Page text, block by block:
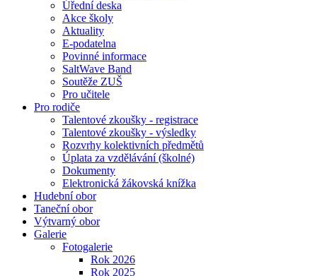
Úřední deska
Akce školy
Aktuality
E-podatelna
Povinné informace
SaltWave Band
Soutěže ZUŠ
Pro učitele
Pro rodiče
Talentové zkoušky - registrace
Talentové zkoušky - výsledky
Rozvrhy kolektivních předmětů
Úplata za vzdělávání (školné)
Dokumenty
Elektronická žákovská knížka
Hudební obor
Taneční obor
Výtvarný obor
Galerie
Fotogalerie
Rok 2026
Rok 2025